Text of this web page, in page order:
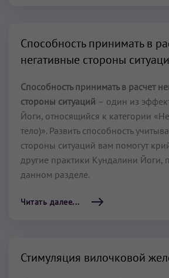
Способность принимать в
негативные стороны
Способность принимать в расчет
стороны ситуаций – один из
Йоги, относящийся к категории
тело)». Развить способность
стороны ситуаций вам помогут
другие практики Кундалини Йоги,
данном разделе.
Читать далее...
Стимуляция вилочковой